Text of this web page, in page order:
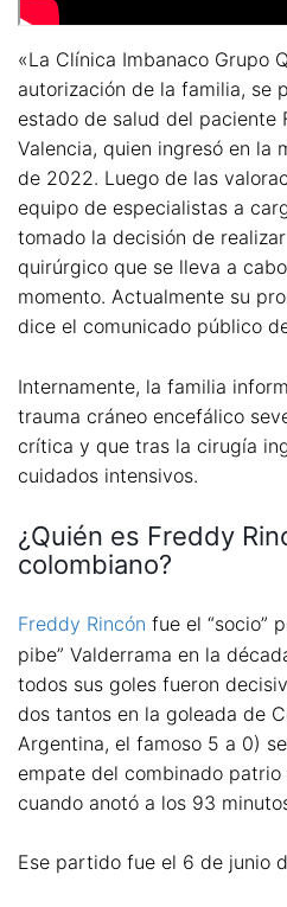
«La Clínica Imbanaco Grupo
autorización de la familia, se
estado de salud del paciente
Valencia, quien ingresó en la
de 2022. Luego de las
equipo de especialistas a
tomado la decisión de
quirúrgico que se lleva a
momento. Actualmente su
dice el comunicado público
Internamente, la familia
trauma cráneo encefálico
crítica y que tras la cirugía
cuidados intensivos.
¿Quién es Freddy
colombiano?
Freddy Rincón fue el “socio”
pibe” Valderrama en la
todos sus goles fueron
dos tantos en la goleada de
Argentina, el famoso 5 a 0)
empate del combinado patrio
cuando anotó a los 93
Ese partido fue el 6 de junio